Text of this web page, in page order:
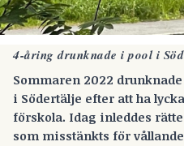
4-åring drunknade i pool i
Sommaren 2022
i Södertälje efter att ha
förskola. Idag inleddes
som misstänkts för